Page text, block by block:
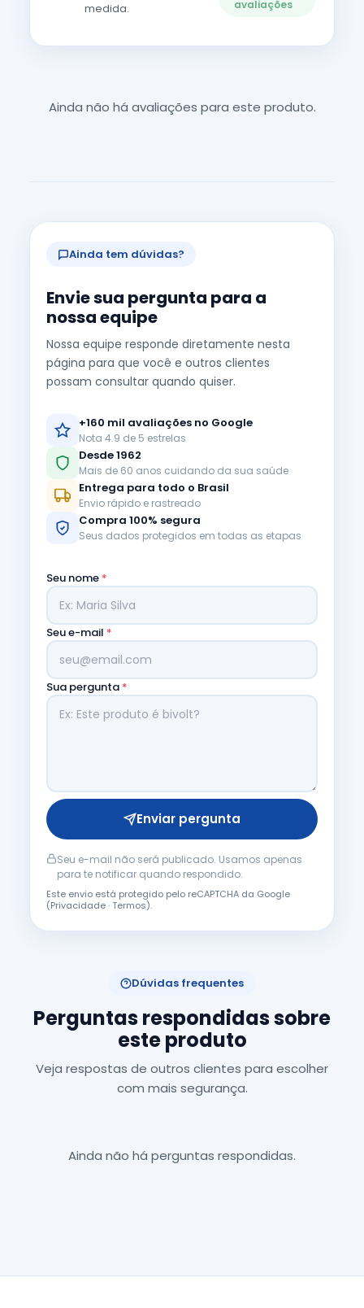
medida.
avaliações
Ainda não há avaliações para este produto.
Ainda tem dúvidas?
Envie sua pergunta para a
nossa equipe
Nossa equipe responde diretamente nesta
página para que você e outros clientes
possam consultar quando quiser.
+160 mil avaliações no Google
Nota 4.9 de 5 estrelas
Desde 1962
Mais de 60 anos cuidando da sua saúde
Entrega para todo o Brasil
Envio rápido e rastreado
Compra 100% segura
Seus dados protegidos em todas as etapas
Seu nome *
Seu e-mail *
Sua pergunta *
Enviar pergunta
Seu e-mail não será publicado. Usamos apenas
para te notificar quando respondido.
Este envio está protegido pelo reCAPTCHA da Google
(Privacidade·Termos).
Dúvidas frequentes
Perguntas respondidas sobre
este produto
Veja respostas de outros clientes para escolher
com mais segurança.
Ainda não há perguntas respondidas.